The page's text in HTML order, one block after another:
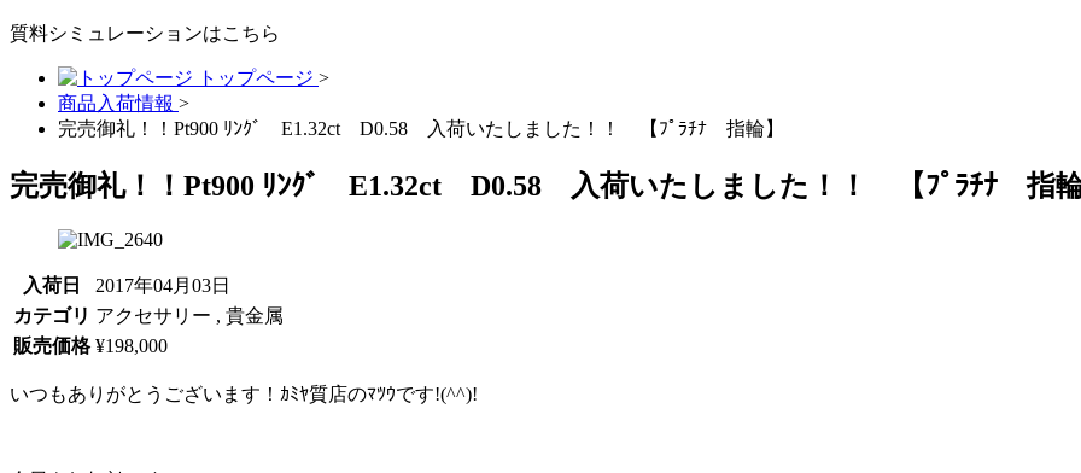
質料シミュレーションはこちら
トップページ >
商品入荷情報 >
完売御礼！！Pt900 ﾘﾝｸﾞ E1.32ct D0.58 入荷いたしました！！ 【ﾌﾟﾗﾁﾅ 指輪】
完売御礼！！Pt900 ﾘﾝｸﾞ E1.32ct D0.58 入荷いたしました！！ 【ﾌﾟﾗﾁﾅ 指
入荷日
2017年04月03日
カテゴリ アクセサリー , 貴金属
販売価格 ¥198,000
いつもありがとうございます！ｶﾐﾔ質店のﾏﾂｳです!(^^)!